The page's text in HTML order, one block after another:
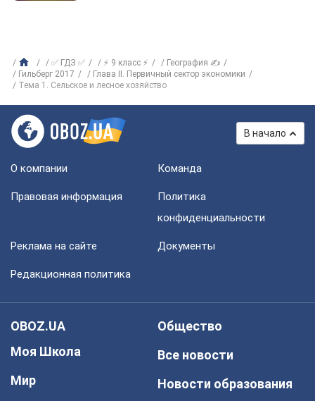
✅ ГДЗ ✅ ⚡ 9 класс ⚡
География ✍
Гильберг 2017
Глава II. Первичный сектор экономики
Тема 1. Сельское и лесное хозяйство
В начало
О компании Команда
Правовая информация
Политика
конфиденциальности
Реклама на сайте Документы
Редакционная политика
OBOZ.UA
Моя Школа
Мир
Общество
Все новости
Новости образования